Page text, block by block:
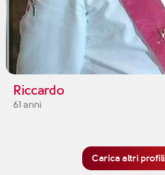
Riccardo
61 anni
Carica altri profili